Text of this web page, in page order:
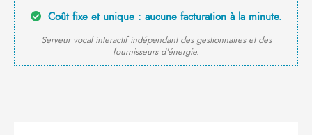
Coût fixe et unique : aucune facturation à la minute.
Serveur vocal interactif indépendant des gestionnaires et des
fournisseurs d'énergie.